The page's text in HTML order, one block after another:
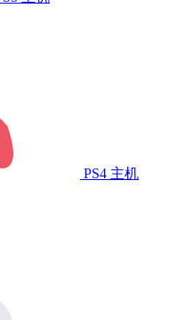
PS4 主机